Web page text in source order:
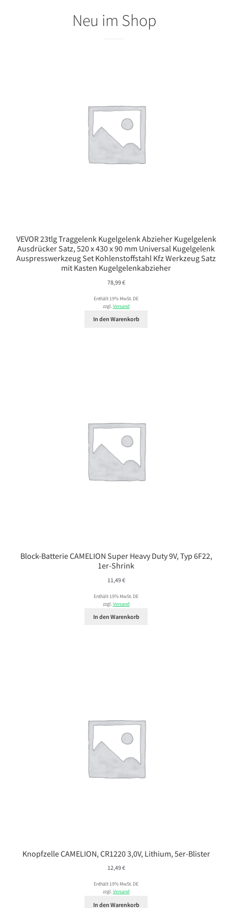
Neu im Shop
VEVOR 23tlg Traggelenk Kugelgelenk Abzieher Kugelgelenk
Ausdrücker Satz, 520 x 430 x 90 mm Universal Kugelgelenk
Auspresswerkzeug Set Kohlenstoffstahl Kfz Werkzeug Satz
mit Kasten Kugelgelenkabzieher
78,99€
Enthält 19% MwSt. DE
zzgl.Versand
In den Warenkorb
Block-Batterie CAMELION Super Heavy Duty 9V, Typ 6F22,
1er-Shrink
11,49€
Enthält 19% MwSt. DE
zzgl.Versand
In den Warenkorb
Knopfzelle CAMELION, CR1220 3,0V, Lithium, 5er-Blister
12,49€
Enthält 19% MwSt. DE
zzgl.Versand
In den Warenkorb